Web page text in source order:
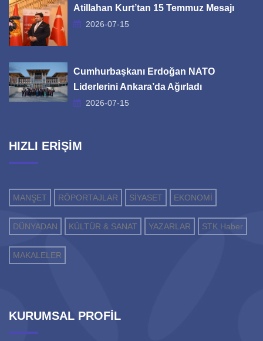
Atillahan Kurt’tan 15 Temmuz Mesajı
2026-07-15
Cumhurbaşkanı Erdoğan NATO
Liderlerini Ankara’da Ağırladı
2026-07-15
HIZLI ERİŞİM
MANŞET RÖPORTAJLAR SİYASET EKONOMİ
DÜNYADAN KÜLTÜR & SANAT YAZARLAR STK Haber
MAKALELER
KURUMSAL PROFİL